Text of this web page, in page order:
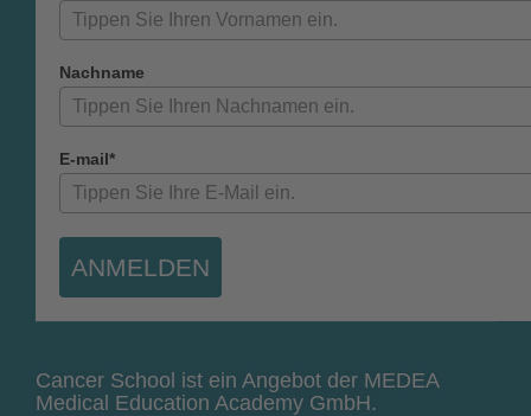
Nachname
E-mail*
ANMELDEN
Cancer School ist ein Angebot der MEDEA
Medical Education Academy GmbH.